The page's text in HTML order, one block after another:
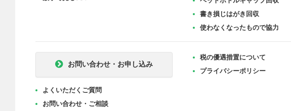
書き損じはがき回収
使わなくなったもので協力
お問い合わせ・お申し込み
よくいただくご質問
お問い合わせ・ご相談
税の優遇措置について
プライバシーポリシー